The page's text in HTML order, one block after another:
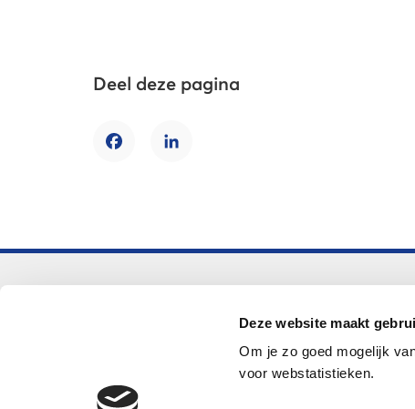
Deze website maakt
Om je zo goed mogelijk
voor webstatistieken.
Deel deze pagina
FacebookLinkedIn